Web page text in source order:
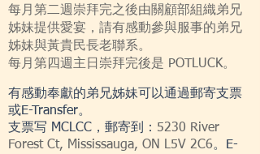
每月第二週崇拜完之後由關顧部組織弟兄
姊妹提供愛宴，請有感動參與服事的弟兄
姊妹與黃貴民長老聯系。
每月第四週主日崇拜完後是 POTLUCK。
​有感動奉獻的弟兄姊妹可以通過郵寄支票
或E-Transfer。
支票写 MCLCC，郵寄到： 5230 River
Forest Ct, Mississauga, ON L5V 2C6。E-